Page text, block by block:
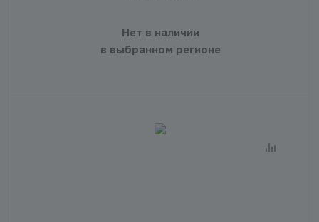
Нет в наличии
в выбранном регионе